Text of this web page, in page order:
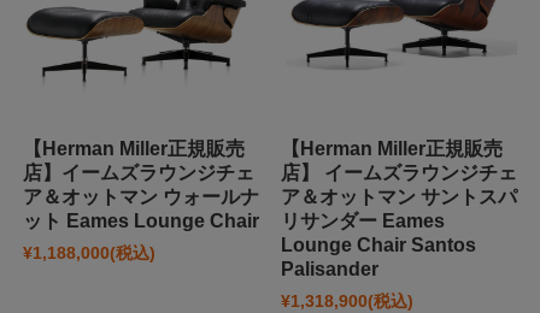
【Herman Miller正規販売
店】イームズラウンジチェ
ア＆オットマン ウォールナ
ット Eames Lounge Chair
¥1,188,000(税込)
【Herman Miller正規販売
店】 イームズラウンジチェ
ア＆オットマン サントスパ
リサンダー Eames
Lounge Chair Santos
Palisander
¥1,318,900(税込)